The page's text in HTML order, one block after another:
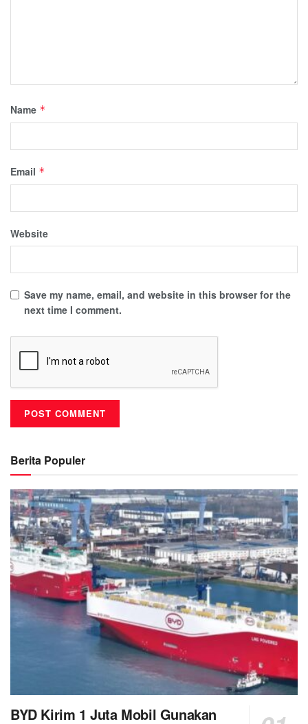
Name *
Email *
Website
Save my name, email, and website in this browser for the
next time I comment.
Berita Populer
BYD Kirim 1 Juta Mobil Gunakan